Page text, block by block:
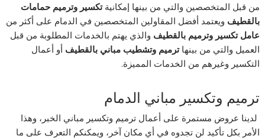
من قبل المتخصصين والتي من بينها إمكانيةتكسير وترميم حمامات
بالقطيف ويعتمد أفضل المقاولين المتخصصين في الدمام على أكثر من
عامل تكسير وترميم بالقطيف والذي يهتم بالخدمات المطلوبة من قبل
العميل والتي من بينهاترميم وتشطيب مباني بالقطيفأو أعمال
التكسير وغيرهم من الخدمات المميزة.
ترميم وتكسير مباني الدمام
لدينا عروض مستمرة على أعمال ترميم وتكسير مباني الخبر، وهذا
الأمر بكل تأكيد لن تجدوه في أي مكان آخر، ويمكنكم التعرف على ما